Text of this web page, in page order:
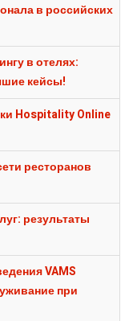
в российских
в отелях:
кейсы!
Hospitality Online
ресторанов
результаты
VAMS
при